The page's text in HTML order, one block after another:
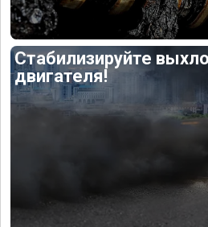
Стабилизируйте
двигателя!